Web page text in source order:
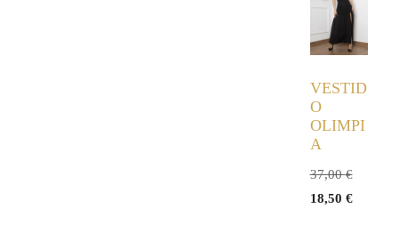
VESTID
O
OLIMPI
A
37,00€
18,50 €